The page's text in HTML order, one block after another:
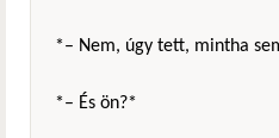
*– Nem, úgy tett, mintha
*– És ön?*